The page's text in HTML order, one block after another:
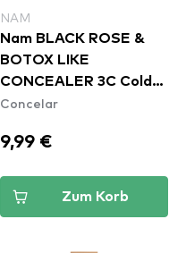
NAM
Nam BLACK ROSE &
BOTOX LIKE
CONCEALER 3C Cold
Nude
Concelar
9,99 €
Zum Korb